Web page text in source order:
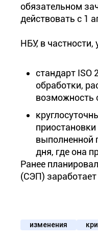
обязательном
действовать с 1
НБУ, в частности,
стандарт ISO
обработки,
возможность
выполненной
дня, где она
Ранее
(СЭП) заработает
изменения